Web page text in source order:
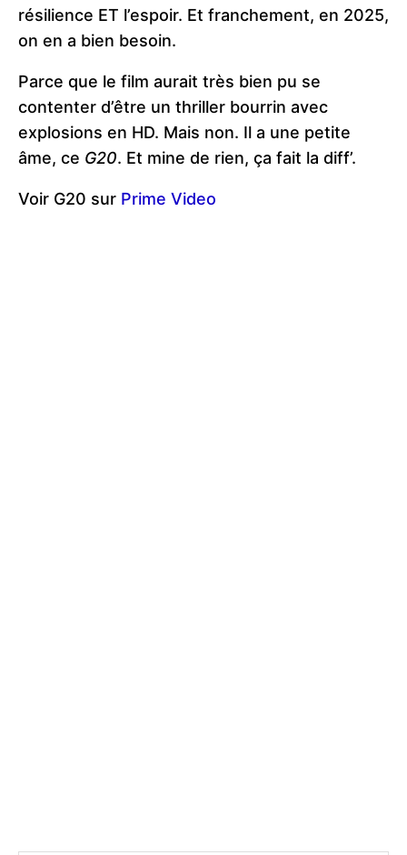
résilience ET l’espoir. Et franchement, en 2025,
on en a bien besoin.
Parce que le film aurait très bien pu se
contenter d’être un thriller bourrin avec
explosions en HD. Mais non. Il a une petite
âme, ce G20. Et mine de rien, ça fait la diff’.
Voir G20 sur Prime Video